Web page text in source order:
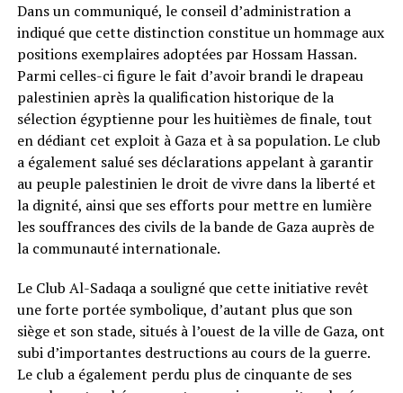
Dans un communiqué, le conseil d’administration a
indiqué que cette distinction constitue un hommage aux
positions exemplaires adoptées par Hossam Hassan.
Parmi celles-ci figure le fait d’avoir brandi le drapeau
palestinien après la qualification historique de la
sélection égyptienne pour les huitièmes de finale, tout
en dédiant cet exploit à Gaza et à sa population. Le club
a également salué ses déclarations appelant à garantir
au peuple palestinien le droit de vivre dans la liberté et
la dignité, ainsi que ses efforts pour mettre en lumière
les souffrances des civils de la bande de Gaza auprès de
la communauté internationale.
Le Club Al-Sadaqa a souligné que cette initiative revêt
une forte portée symbolique, d’autant plus que son
siège et son stade, situés à l’ouest de la ville de Gaza, ont
subi d’importantes destructions au cours de la guerre.
Le club a également perdu plus de cinquante de ses